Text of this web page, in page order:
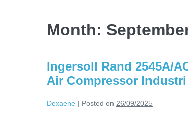
Month:
Ingersoll Rand 2545A/
Air Compressor Industri
Dexaene | Posted on 26/09/2025